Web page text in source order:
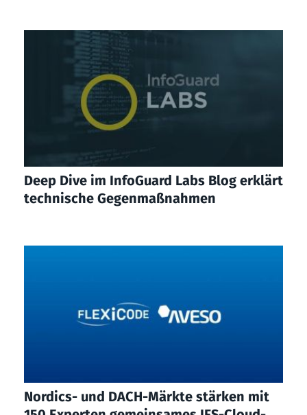
Deep Dive im InfoGuard Labs Blog erklärt
technische Gegenmaßnahmen
Nordics- und DACH-Märkte stärken mit